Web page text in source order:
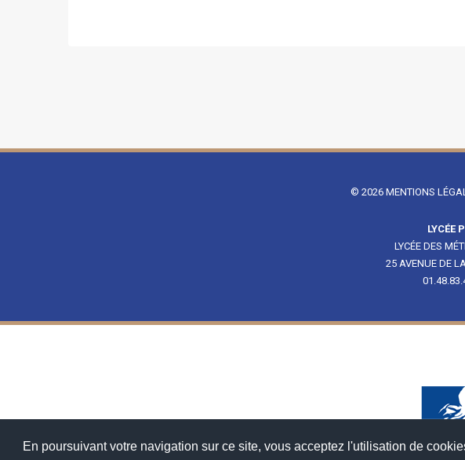
En poursuivant votre navigation sur ce site, vous acceptez l'utilisation de
© 2026 MENTIONS
LYCÉE
LYCÉE DES
25 AVENUE DE